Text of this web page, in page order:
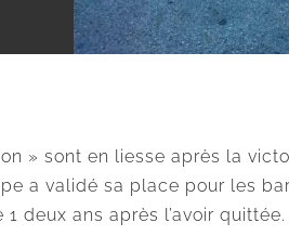
» sont en liesse après la
a validé sa place pour les
deux ans après l’avoir quittée.